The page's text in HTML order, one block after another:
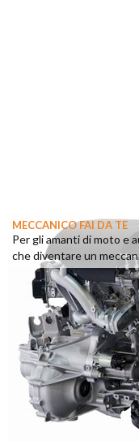
MECCANICO FAI DA TE
Per gli amanti di moto e
che diventare un